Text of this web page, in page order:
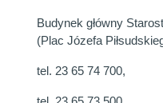
Budynek główny
(Plac Józefa
tel. 23 65 74 700,